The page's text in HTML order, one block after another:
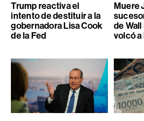
Trump reactiva el
intento de destituir a la
gobernadora Lisa Cook
de la Fed
Muere
de
volcó a